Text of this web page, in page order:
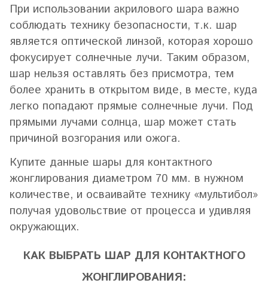
При использовании акрилового шара важно
соблюдать технику безопасности, т.к. шар
является оптической линзой, которая хорошо
фокусирует солнечные лучи. Таким образом,
шар нельзя оставлять без присмотра, тем
более хранить в открытом виде, в месте, куда
легко попадают прямые солнечные лучи. Под
прямыми лучами солнца, шар может стать
причиной возгорания или ожога.
Купите данные шары для контактного
жонглирования диаметром 70 мм. в нужном
количестве, и осваивайте технику «мультибол»
получая удовольствие от процесса и удивляя
окружающих.
КАК ВЫБРАТЬ ШАР ДЛЯ КОНТАКТНОГО
ЖОНГЛИРОВАНИЯ: